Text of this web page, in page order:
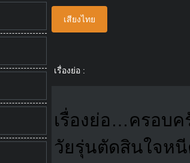
เสียงไทย
เรื่องย่อ :
เรื่องย่อ…ครอบค
วัยรุ่นตัดสินใจห